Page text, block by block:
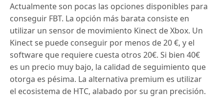
Actualmente son pocas las opciones disponibles para
conseguir FBT. La opción más barata consiste en
utilizar un sensor de movimiento Kinect de Xbox. Un
Kinect se puede conseguir por menos de 20 €, y el
software que requiere cuesta otros 20€. Si bien 40€
es un precio muy bajo, la calidad de seguimiento que
otorga es pésima. La alternativa premium es utilizar
el ecosistema de HTC, alabado por su gran precisión.